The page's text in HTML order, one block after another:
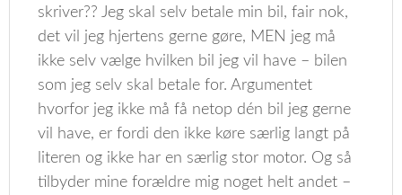
skriver?? Jeg skal selv betale min bil, fair nok,
det vil jeg hjertens gerne gøre, MEN jeg må
ikke selv vælge hvilken bil jeg vil have – bilen
som jeg selv skal betale for. Argumentet
hvorfor jeg ikke må få netop dén bil jeg gerne
vil have, er fordi den ikke køre særlig langt på
literen og ikke har en særlig stor motor. Og så
tilbyder mine forældre mig noget helt andet –